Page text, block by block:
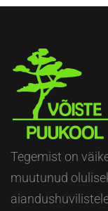
Tegemist on
muutunud